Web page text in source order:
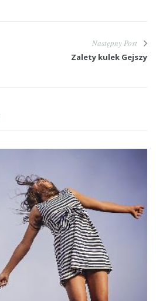
Następny Post
Zalety kulek Gejszy